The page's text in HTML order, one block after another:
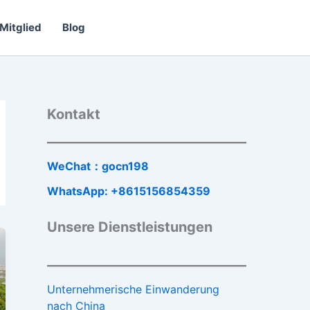
Blog
Kontakt
WeChat：gocn198
WhatsApp: +8615156854359
Unsere Dienstleistungen
Unternehmerische Einwanderung
nach China